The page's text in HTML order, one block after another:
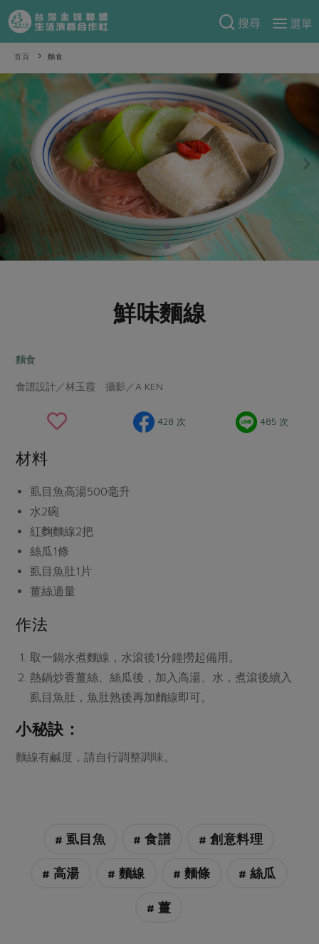
搜尋
選單
產品分類
當季蔬果
一籃菜 當令水果
芽苗類 蕈菇類
辛香料類
奶蛋豆・五穀
乳製品
豆製品 米麵雜糧
水產
調理食材・點心
調味醬料/南北貨 烘焙
保健食品
居家好物
美妝保養
日用品
最新產品
優惠專區
素食專區
樂齡友善
食譜料理
米食
麵食
肉食
湯品．鍋物
漬物
飲品
主題食譜
異國料理
養身食補
節慶大餐
高麗菜海鮮煎餅
特別企畫
預購活動
把最好的台灣味帶回家！
防災用品預購圓滿結束
2026年端午節預購圓滿結束
更多預購活動
合作25-精選產品第四彈
合作25-精選產品第三彈
更多當季產品
議題活動
主婦聯盟X樂齡網特約優惠案
30%rPET紅烏龍茶
2024農業發展計畫年度報告
更多議題活動
把最好的台灣味帶回家！
綠主張
觀點文章
一籃菜真心話
社內大小事 合作聯合國
關注議題
減硝酸鹽 惜食
非基改運動 支持本土農糧
減添加物
公益金
更多議題
生活者e週報
綠主張月刊
典藏閱覽室
關於合作社
關於我們
產品檢驗
自主把關
檢驗報告
社員權益
合作社法規
社務專區
選舉專區
下載專區
社務會議
活動報下載
首頁 麵食
鮮味麵線
麵食
食譜設計／林玉霞 攝影／A KEN
428 次 485 次
材料
虱目魚高湯500毫升
水2碗
紅麴麵線2把
絲瓜 1條
虱目魚肚1片
薑絲適量
作法
取一鍋水煮麵線，水滾後1分鐘撈起備用。
熱鍋炒香薑絲、絲瓜後，加入高湯、水，煮滾後續入
虱目魚肚，魚肚熟後再加麵線即可。
小秘訣：
麵線有鹹度，請自行調整調味。
# 虱目魚 # 食譜 # 創意料理
# 高湯 # 麵線 # 麵條 # 絲瓜
# 薑